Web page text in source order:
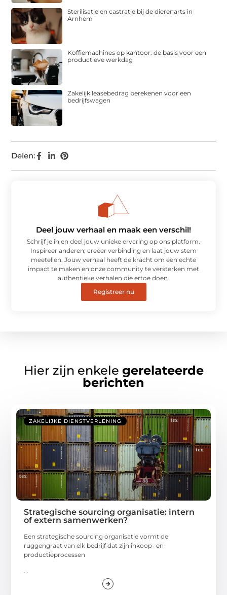
Delen:
Sterilisatie en castratie bij de dierenarts in
Arnhem
Koffiemachines op kantoor: de basis voor een
productieve werkdag
Zakelijk leasebedrag berekenen voor een
bedrijfswagen
Deel jouw verhaal en maak een verschil!
Schrijf je in en deel jouw unieke ervaring op ons platform.
Inspireer anderen, creëer verbinding en laat jouw stem
meetellen. Jouw verhaal heeft de kracht om een echte
impact te maken en onze community te versterken met
authentieke verhalen die ertoe doen.
Registreer nu
Hier zijn enkele gerelateerde
berichten
ZAKELIJKE DIENSTVERLENING
Strategische sourcing organisatie: intern
of extern samenwerken?
Een strategische sourcing organisatie vormt de
ruggengraat van elk bedrijf dat zijn inkoop- en
productieprocessen
...